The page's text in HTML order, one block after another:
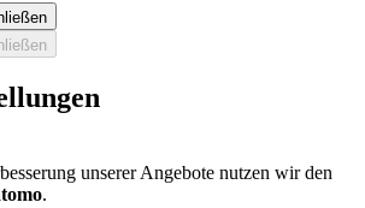
unserer Angebote nutzen wir den
.